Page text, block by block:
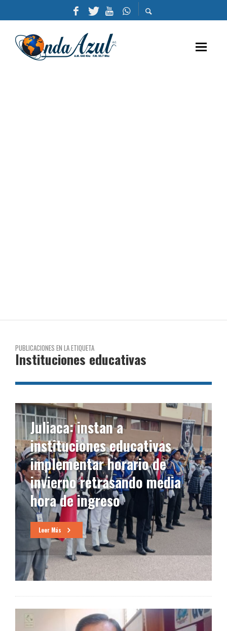
PUBLICACIONES EN LA ETIQUETA
Instituciones educativas
Juliaca: 75% de
instituciones educativas
tienen dificultades con su
infraestructura
Leer Más